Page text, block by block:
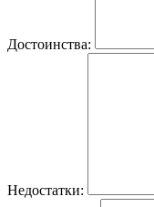
Достоинства:
Недостатки: